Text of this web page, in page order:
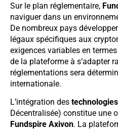
Sur le plan réglementaire,
naviguer dans un
De nombreux pays
légaux spécifiques aux
exigences variables en
de la plateforme à s’adapter
réglementations sera
internationale.
L’intégration des
Décentralisée) constitue une
Fundspire Axivon. La